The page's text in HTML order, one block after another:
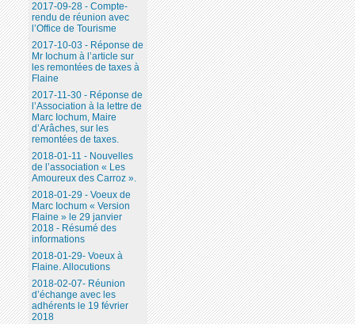
2017-09-28 - Compte-
rendu de réunion avec
l’Office de Tourisme
2017-10-03 - Réponse de
Mr Iochum à l’article sur
les remontées de taxes à
Flaine
2017-11-30 - Réponse de
l’Association à la lettre de
Marc Iochum, Maire
d’Arâches, sur les
remontées de taxes.
2018-01-11 - Nouvelles
de l’association « Les
Amoureux des Carroz ».
2018-01-29 - Voeux de
Marc Iochum « Version
Flaine » le 29 janvier
2018 - Résumé des
informations
2018-01-29- Voeux à
Flaine. Allocutions
2018-02-07- Réunion
d’échange avec les
adhérents le 19 février
2018